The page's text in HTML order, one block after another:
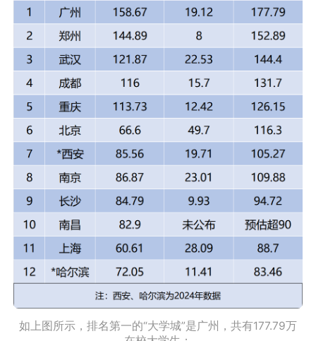
如上图所示，排名第一的“大学城”是广州，共有177.79万